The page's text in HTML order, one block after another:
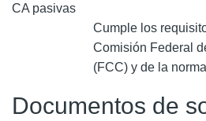
CA pasivas
Cumple los
Comisión Federal
(FCC) y de la
Documentos de